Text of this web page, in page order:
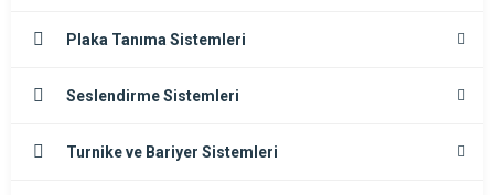
Plaka Tanıma Sistemleri
Seslendirme Sistemleri
Turnike ve Bariyer Sistemleri